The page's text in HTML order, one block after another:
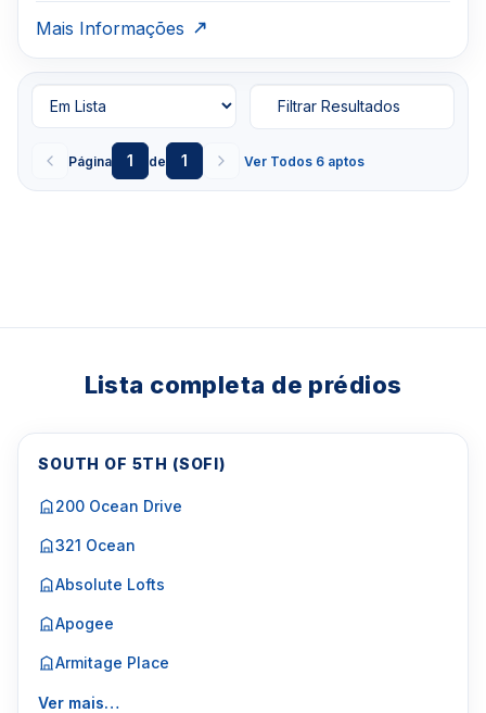
Mais Informações
Página 1 de 1 Ver Todos 6 aptos
Filtrar Resultados
Lista completa de prédios
SOUTH OF 5TH (SOFI)
200 Ocean Drive
321 Ocean
Absolute Lofts
Apogee
Armitage Place
Ver mais…